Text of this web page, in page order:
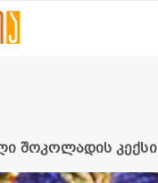
შოკოლადის კექსი